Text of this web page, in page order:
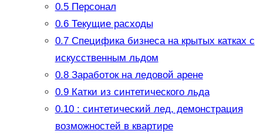
0.5Персонал
0.6Текущие расходы
0.7Специфика бизнеса на крытых катках с
искусственным льдом
0.8Заработок на ледовой арене
0.9Катки из синтетического льда
0.10: синтетический лед, демонстрация
возможностей в квартире